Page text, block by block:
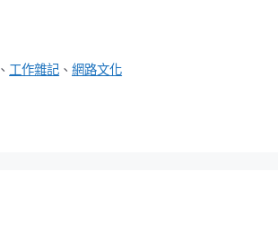
、 工作雜記 、網路文化